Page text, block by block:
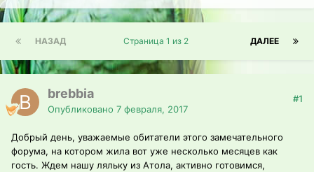
НАЗАД ДАЛЕЕ
Страница 1 из 2
brebbia
Опубликовано 7 февраля, 2017
#1
Добрый день, уважаемые обитатели этого замечательного
форума, на котором жила вот уже несколько месяцев как
гость. Ждем нашу ляльку из Атола, активно готовимся,